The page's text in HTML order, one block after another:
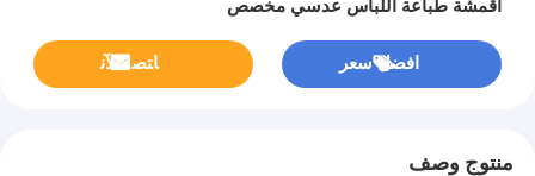
أقمشة طباعة اللباس عدسي مخصص
افضل سعر ﺎﺘﺼﻟ ﺍﻶﻧ
منتوج وصف